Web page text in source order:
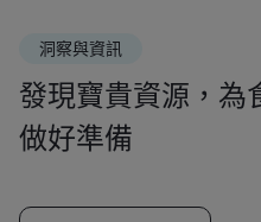
洞察與資訊
發現寶貴資源，為
做好準備